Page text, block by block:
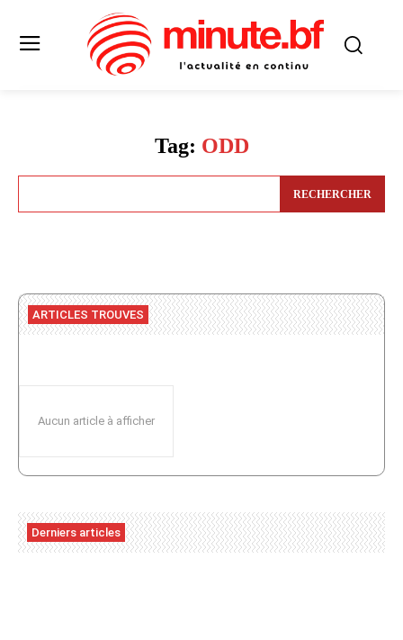
Tag: ODD
RECHERCHER
ARTICLES TROUVES
Aucun article à afficher
Derniers articles